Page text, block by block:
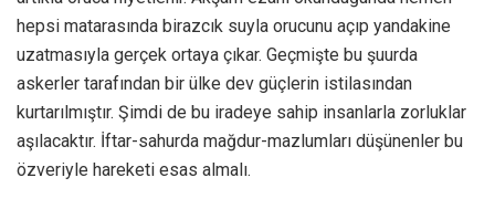
hepsi matarasında birazcık suyla orucunu açıp yandakine
uzatmasıyla gerçek ortaya çıkar. Geçmişte bu şuurda
askerler tarafından bir ülke dev güçlerin istilasından
kurtarılmıştır. Şimdi de bu iradeye sahip insanlarla zorluklar
aşılacaktır. İftar-sahurda mağdur-mazlumları düşünenler bu
özveriyle hareketi esas almalı.